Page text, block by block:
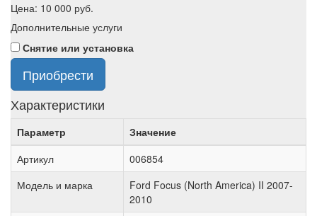
Цена: 10 000 руб.
Дополнительные услуги
Снятие или установка
Приобрести
Характеристики
Параметр
Значение
Артикул
006854
Модель и марка
Ford Focus (North America) II 2007-
2010